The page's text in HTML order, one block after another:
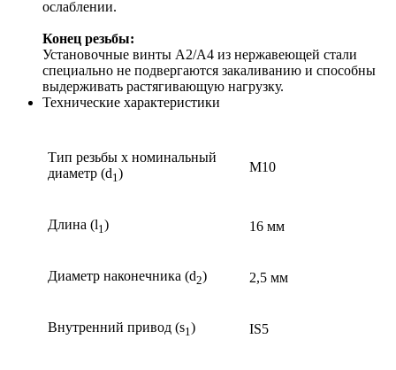
ослаблении.
Конец резьбы:
Установочные винты A2/A4 из нержавеющей стали
специально не подвергаются закаливанию и способны
выдерживать растягивающую нагрузку.
Технические характеристики
Тип резьбы x номинальный
диаметр (d1) M10
Длина (l1) 16 мм
Диаметр наконечника (d2) 2,5 мм
Внутренний привод (s1) IS5